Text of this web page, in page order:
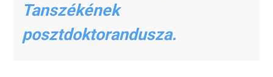
Tanszékének
posztdoktorandusza.